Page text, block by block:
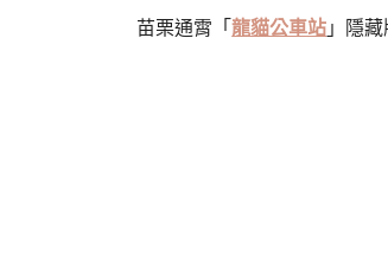
苗栗通霄「龍貓公車站 」隱